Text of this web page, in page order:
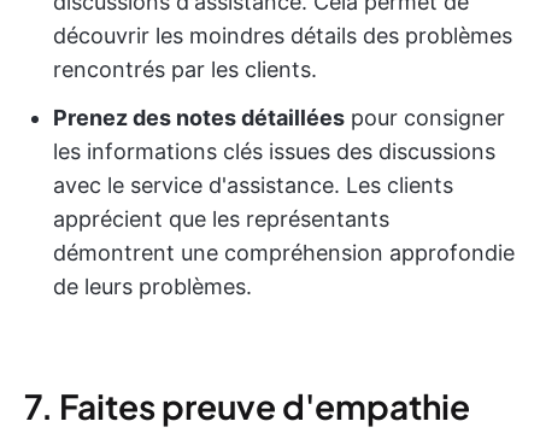
découvrir les moindres détails des problèmes
rencontrés par les clients.
Prenez des notes détaillées pour consigner
les informations clés issues des discussions
avec le service d'assistance. Les clients
apprécient que les représentants
démontrent une compréhension approfondie
de leurs problèmes.
7. Faites preuve d'empathie